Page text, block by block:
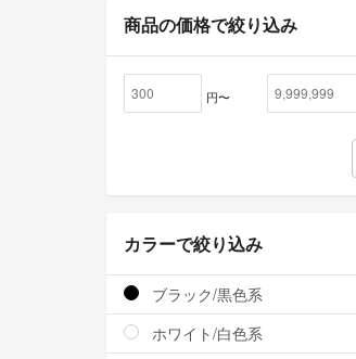
商品の価格で絞り込み
円〜
カラーで絞り込み
ブラック/黒色系
ホワイト/白色系